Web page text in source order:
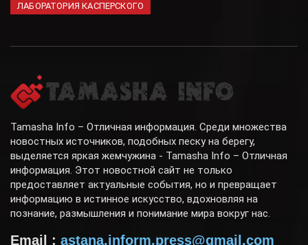
ЛАБОРАТОРИЯ КАСПЕРСКОГО
Tamasha Info – Отличная информация. Среди множества
новостных источников, подобных песку на берегу,
выделяется яркая жемчужина - Tamasha Info – Отличная
информация. Этот новостной сайт не только
предоставляет актуальные события, но и превращает
информацию в истинное искусство, вдохновляя на
познание, размышления и понимание мира вокруг нас.
Email : astana.inform.press@gmail.com